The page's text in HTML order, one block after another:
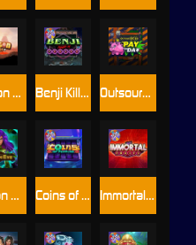
Outsourced: Payday
Benji Killed in Vegas
Poison Eve
Dragon Tribe
Immortal Fruits
Coins of Fortune